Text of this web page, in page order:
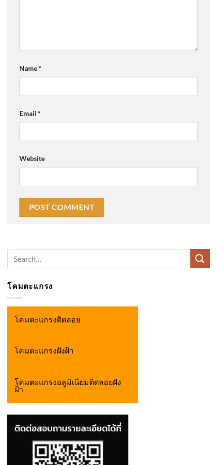
Name*
Email *
Website
โคมตะแกรง
โคมตะแกรงติดลอย
โคมตะแกรงฝังฝ้า
โคมตะแกรงอลูมิเนียมติดลอยฝัง
ฝ้า